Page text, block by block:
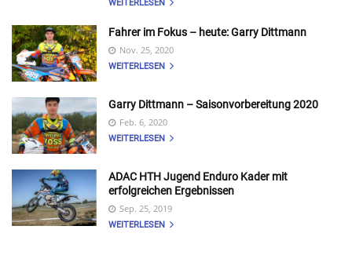
WEITERLESEN
Fahrer im Fokus – heute: Garry Dittmann
Nov. 25, 2020
WEITERLESEN
Garry Dittmann – Saisonvorbereitung 2020
Feb. 6, 2020
WEITERLESEN
ADAC HTH Jugend Enduro Kader mit
erfolgreichen Ergebnissen
Sep. 25, 2019
WEITERLESEN